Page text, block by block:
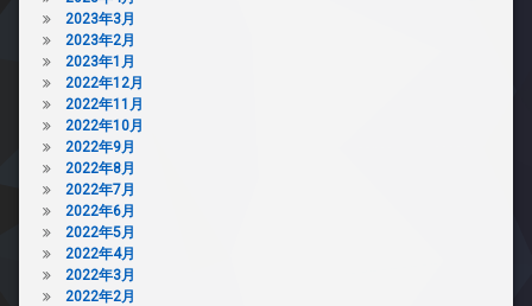
犯
カ
メ
ラ
駐
車
場
駐
輪
場
2023年3月
2023年2月
2023年1月
2022年12月
2022年11月
2022年10月
2022年9月
2022年8月
2022年7月
2022年6月
2022年5月
2022年4月
2022年3月
2022年2月